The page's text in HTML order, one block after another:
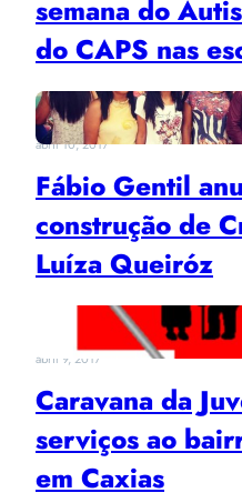
semana do
do CAPS nas
abril 10, 2017
Fábio Gentil
construção de
Luíza Queiróz
abril 9, 2017
Caravana da
serviços ao
em Caxias